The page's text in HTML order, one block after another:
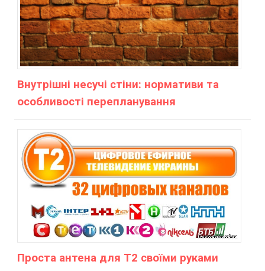
Внутрішні несучі стіни: нормативи та
особливості перепланування
Проста антена для Т2 своїми руками